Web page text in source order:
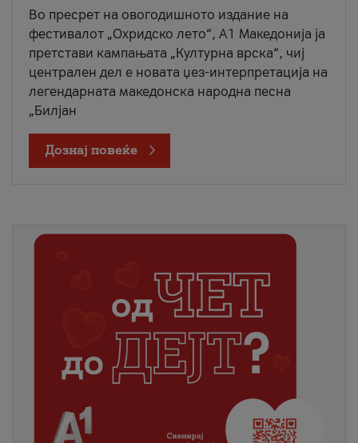
Во пресрет на овогодишното издание на
фестивалот „Охридско лето“, А1 Македонија ја
претстави кампањата „Културна врска“, чиј
централен дел е новата џез-интерпретација на
легендарната македонска народна песна
„Билјан
Дознај повеќе